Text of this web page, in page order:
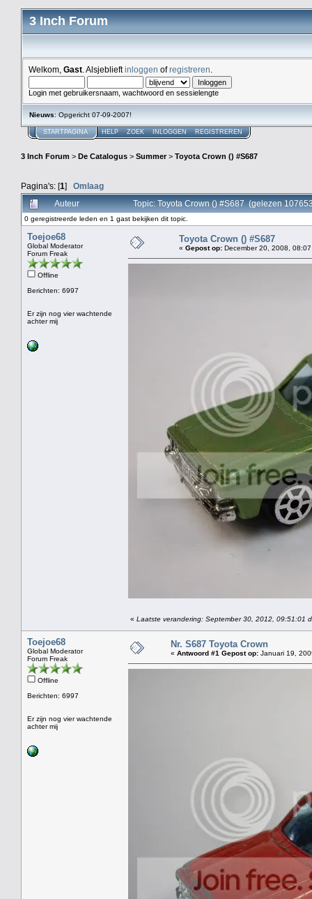
3 Inch Forum
Welkom, Gast . Alsjeblieftinloggen ofregistreren
Login met gebruikersnaam, wachtwoord en sessielengte
Nieuws: Opgericht 07-09-2007!
STARTPAGINA HELP ZOEK INLOGGEN REGISTREREN
3 Inch Forum > De Catalogus > Summer> Toyota Crown () #S687
Pagina's: [1] Omlaag
Auteur
Topic: Toyota Crown () #S687 (gelezen
0 geregistreerde leden en 1 gast bekijken dit topic.
Toejoe68
Global Moderator
Forum Freak
Offline
Berichten: 6997
Er zijn nog vier wachtende
achter mij
Toyota Crown () #S687
« Gepost op: December 20, 2008,
« Laatste verandering: September 30, 2012, 09:51:01
Toejoe68
Global Moderator
Forum Freak
Offline
Berichten: 6997
Er zijn nog vier wachtende
achter mij
Nr. S687 Toyota Crown
« Antwoord #1 Gepost op: Januari 19,